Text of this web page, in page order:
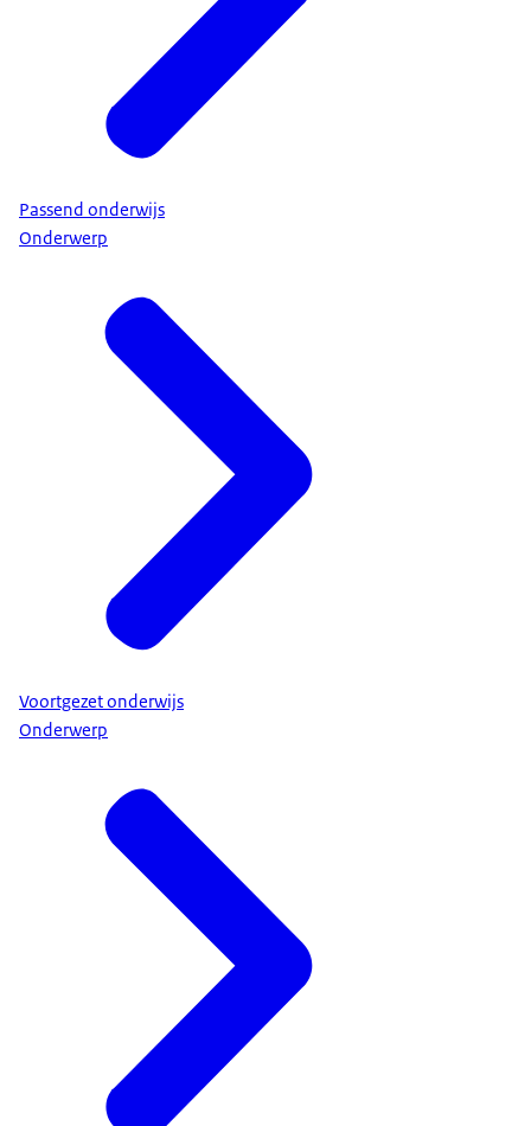
Passend onderwijs
Onderwerp
Voortgezet onderwijs
Onderwerp